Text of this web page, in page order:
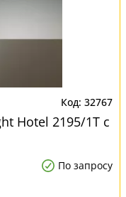
32767
Hotel 2195/1T с
По запросу